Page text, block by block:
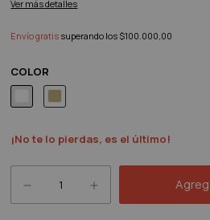
Ver más detalles
Envío gratis superando los $100.000,00
COLOR
¡No te lo pierdas, es el último!